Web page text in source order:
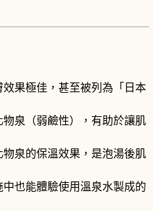
果極佳，甚至被列為「日本
泉（弱鹼性），有助於讓肌
泉的保溫效果，是泡湯後肌
也能體驗使用溫泉水製成的